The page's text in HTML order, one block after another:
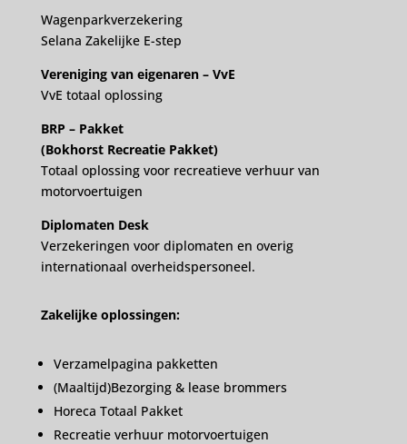
Wagenparkverzekering
Selana Zakelijke E-step
Vereniging van eigenaren – VvE
VvE totaal oplossing
BRP – Pakket
(Bokhorst Recreatie Pakket)
Totaal oplossing voor recreatieve verhuur van
motorvoertuigen
Diplomaten Desk
Verzekeringen voor diplomaten en overig
internationaal overheidspersoneel.
Zakelijke oplossingen:
Verzamelpagina pakketten
(Maaltijd)Bezorging & lease brommers
Horeca Totaal Pakket
Recreatie verhuur motorvoertuigen